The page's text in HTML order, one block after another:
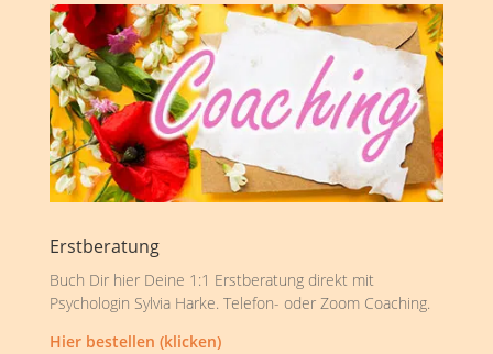
Erstberatung
Buch Dir hier Deine 1:1 Erstberatung direkt mit
Psychologin Sylvia Harke. Telefon- oder Zoom Coaching.
Hier bestellen (klicken)